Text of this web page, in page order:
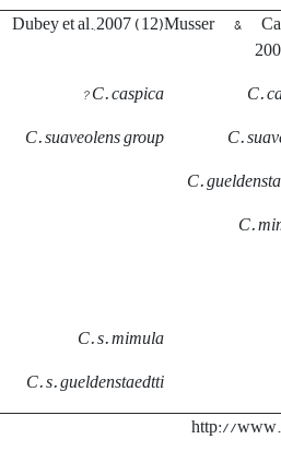
Musser &
Dubey et al.,2007 (12)
C. caspica ?
C.
C. suaveolens group
C. s. mimula
C. s. gueldenstaedtti